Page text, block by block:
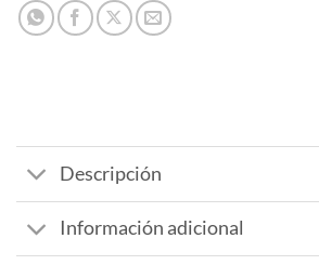
Descripción
Información adicional